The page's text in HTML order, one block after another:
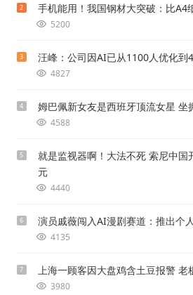
2 手机能用！我国钢材大突破：比A4
5200
3 汪峰：公司因AI已从1100人优化到
4827
4 姆巴佩新女友是西班牙顶流女星 坐
4588
5
就是监视器啊！大法不死 索尼中国
元
4440
6 演员戚薇闯入AI漫剧赛道：推出个
4135
7 上海一顾客因大盘鸡含土豆报警
3980